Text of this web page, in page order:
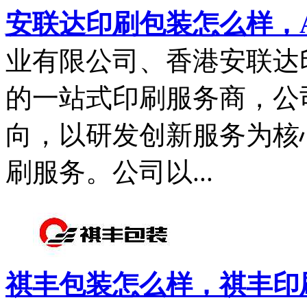
安联达印刷包装怎么样
业有限公司、香港安联
的一站式印刷服务商，
向，以研发创新服务为
刷服务。公司以...
祺丰包装怎么样，祺丰